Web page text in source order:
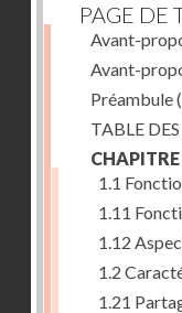
PAGE DE
Avant-
Avant-
Préambule
TABLE
1.1
1.11
1.12
1.2
1.21